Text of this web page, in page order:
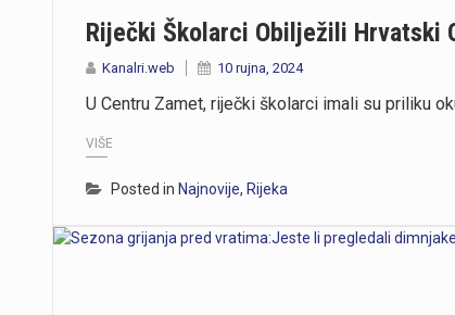
Riječki Školarci Obilježili Hrvatski
Kanalri.web 10 rujna, 2024
U Centru Zamet, riječki školarci imali su priliku
VIŠE
Posted in Najnovije, Rijeka